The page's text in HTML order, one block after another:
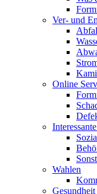
Ver- und
Online
Wahlen